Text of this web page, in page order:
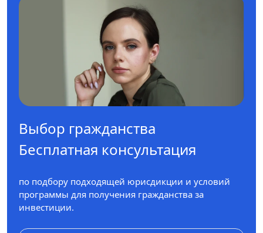
Выбор гражданства
Бесплатная консультация
по подбору подходящей юрисдикции и условий
программы для получения гражданства за
инвестиции.